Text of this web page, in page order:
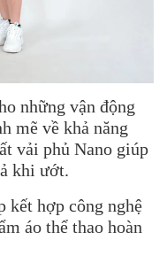
những vận động
mẽ về khả năng
vải phủ Nano giúp
khi ướt.
kết hợp công nghệ
áo thể thao hoàn